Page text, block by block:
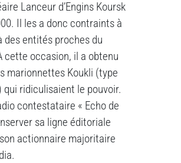
Lanceur d’Engins Koursk
Il les a donc contraints à
des entités proches du
cette occasion, il a obtenu
marionnettes Koukli (type
qui ridiculisaient le pouvoir.
contestataire « Echo de
sa ligne éditoriale
actionnaire majoritaire